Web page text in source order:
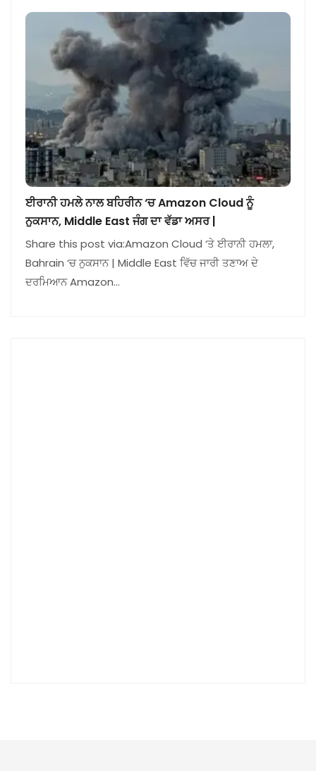
ਈਰਾਨੀ ਹਮਲੇ ਨਾਲ ਬਹਿਰੀਨ ‘ਚ Amazon Cloud ਨੂੰ
ਨੁਕਸਾਨ, Middle East ਜੰਗ ਦਾ ਵੱਡਾ ਅਸਰ |
Share this post via:Amazon Cloud ‘ਤੇ ਈਰਾਨੀ ਹਮਲਾ,
Bahrain ‘ਚ ਨੁਕਸਾਨ | Middle East ਵਿੱਚ ਜਾਰੀ ਤਣਾਅ ਦੇ
ਦਰਮਿਆਨ Amazon…